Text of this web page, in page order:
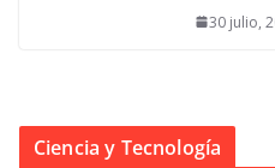
30 julio,
Ciencia y Tecnología